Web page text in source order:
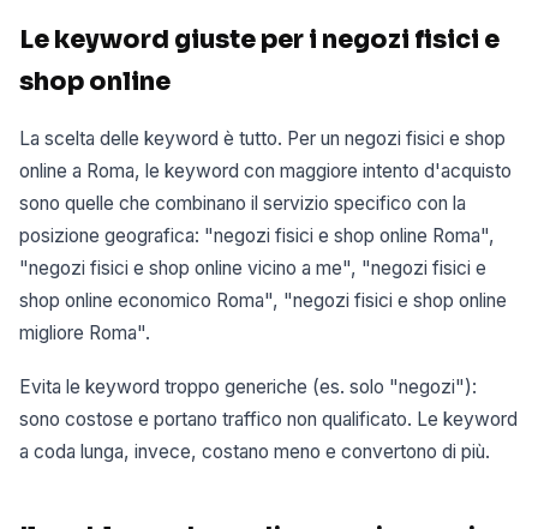
Le keyword giuste per i negozi fisici e
shop online
La scelta delle keyword è tutto. Per un negozi fisici e shop
online a Roma, le keyword con maggiore intento d'acquisto
sono quelle che combinano il servizio specifico con la
posizione geografica: "negozi fisici e shop online Roma",
"negozi fisici e shop online vicino a me", "negozi fisici e
shop online economico Roma", "negozi fisici e shop online
migliore Roma".
Evita le keyword troppo generiche (es. solo "negozi"):
sono costose e portano traffico non qualificato. Le keyword
a coda lunga, invece, costano meno e convertono di più.